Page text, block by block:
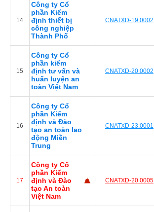
14
Công ty Cổ
phần Kiểm
định thiết bị
công nghiệp
Thành Phố
CNATXD-19.0002
15
Công ty Cổ
phần kiểm
định tư vấn và
huấn luyện an
toàn Việt Nam
CNATXD-20.0002
16
Công ty Cổ
phần Kiểm
định và Đào
tạo an toàn lao
động Miền
Trung
CNATXD-23.0001
17
Công ty Cổ
phần Kiểm
định và Đào
tạo An toàn
Việt Nam
CNATXD-20.0005